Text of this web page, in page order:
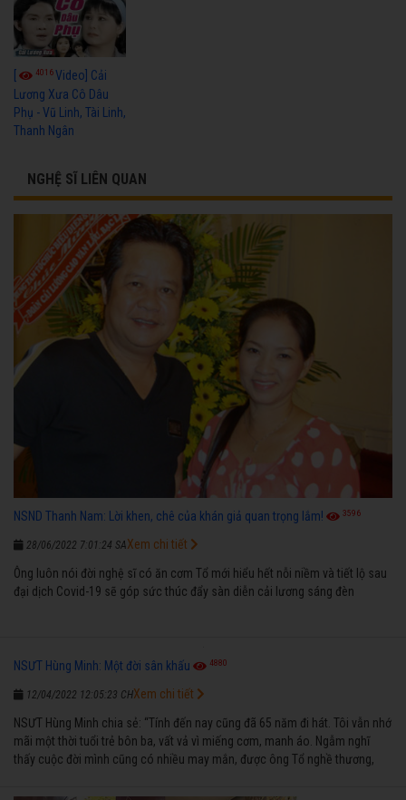
4016Video] Cải
Lương Xưa Cô Dâu
Phụ - Vũ Linh, Tài Linh,
Thanh Ngân
NGHỆ SĨ LIÊN QUAN
NSND Thanh Nam: Lời khen, chê của khán giả quan trọng lắm! 3596
28/06/2022 7:01:24 SA
Ông luôn nói đời nghệ sĩ có ăn cơm Tổ mới hiểu hết nỗi niềm và tiết lộ sau
đại dịch Covid-19 sẽ góp sức thúc đẩy sàn diễn cải lương sáng đèn
Xem chi tiết
NSƯT Hùng Minh: Một đời sân khấu 4880
12/04/2022 12:05:23 CH
NSƯT Hùng Minh chia sẻ: “Tính đến nay cũng đã 65 năm đi hát. Tôi vẫn nhớ
mãi một thời tuổi trẻ bôn ba, vất vả vì miếng cơm, manh áo. Ngẫm nghĩ
thấy cuộc đời mình cũng có nhiều may mắn, được ông Tổ nghề thương,
ngược nhận được những cơ may để từng bước thành danh với nghiệp ca
Xem chi tiết